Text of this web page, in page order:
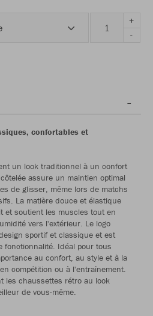
+
-
confortables et
un look traditionnel à un confort
assure un maintien optimal
de glisser, même lors de matchs
La matière douce et élastique
et soutient les muscles tout en
vers l'extérieur. Le logo
sportif et classique et est
fonctionnalité. Idéal pour tous
au confort, au style et à la
compétition ou à l'entraînement.
les chaussettes rétro au look
de vous-même.